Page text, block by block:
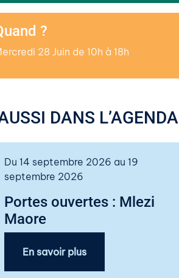
?
28 Juin de 10h à 18h
DANS L’AGENDA
Du 14 septembre 2026 au 19
septembre 2026
Portes ouvertes : Mlezi
Maore
En savoir plus